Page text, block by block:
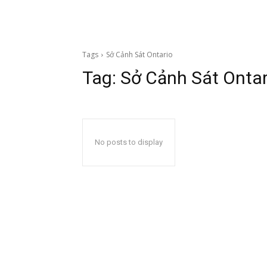
Tags Sở Cảnh Sát Ontario
Tag: Sở Cảnh Sát
No posts to display